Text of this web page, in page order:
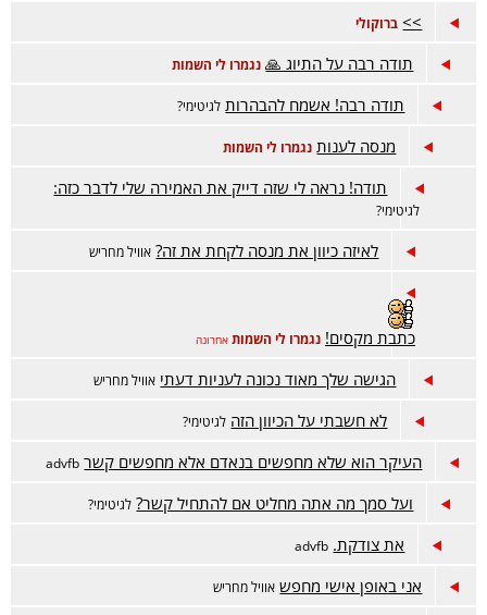
>> ברוקולי
תודה רבה על התיוג 🙏 נגמרו לי השמות
תודה רבה! אשמח להבהרות לגיטימי?
מנסה לענות נגמרו לי השמות
תודה! נראה לי שזה דייק את האמירה שלי לדבר כזה:
לגיטימי?
לאיזה כיוון את מנסה לקחת את זה? אוויל מחריש
כתבת מקסים! נגמרו לי השמות אחרונה
הגישה שלך מאוד נכונה לעניות דעתי אוויל מחריש
לא חשבתי על הכיוון הזה לגיטימי?
העיקר הוא שלא מחפשים בנאדם אלא מחפשים קשר advfb
ועל סמך מה אתה מחליט אם להתחיל קשר? לגיטימי?
את צודקת. advfb
אני באופן אישי מחפש אוויל מחריש